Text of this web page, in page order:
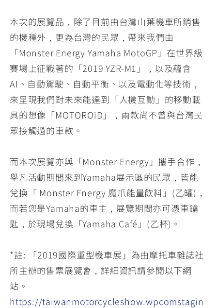
本次的展覽品，除了目前由台灣山葉機車所銷售
的機種外，更為台灣的民眾，帶來我們由
「Monster Energy Yamaha MotoGP」在世界級
賽場上征戰著的「2019 YZR-M1」，以及蘊含
AI、自動駕駛、自動平衡、以及電動化等技術，
來呈現我們對未來能達到「人機互動」的移動載
具的想像「MOTOROiD」，兩款尚不曾與台灣民
眾接觸過的車款。
而本次展覽亦與「Monster Energy」攜手合作，
舉凡活動期間來到Yamaha展示區的民眾，皆能
兌換「 Monster Energy 魔爪能量飲料」(乙罐)，
而若您是Yamaha的車主，展覽期間亦可憑車鑰
匙，於現場兌換「Yamaha Café」(乙杯)。
*註: 「2019國際重型機車展」為由摩托車雜誌社
所主辦的售票展覽會，詳細資訊請參閱以下網
站。
https://taiwanmotorcycleshow.wpcomstagin